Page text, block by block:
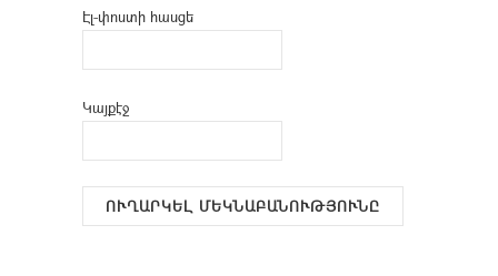
Էլ-փոստի հասցե
Կայքէջ